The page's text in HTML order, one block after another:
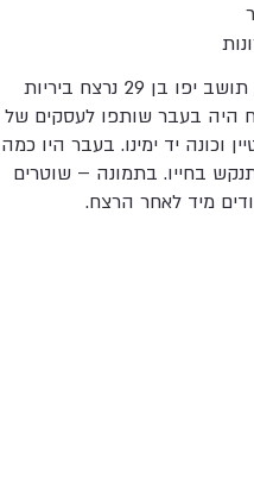
חאדר דקא, תושב יפו בן 29 נרצח ביריות
היה בעבר שותפו לעסקים של
וכונה יד ימינו. בעבר היו כמה
בחייו. בתמונה – שוטרים
מיד לאחר הרצח.